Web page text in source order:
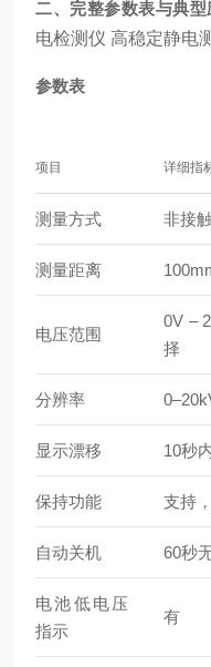
二、完整参数表与典
电检测仪 高稳定静电
参数表
项目 详细指
测量方式 非接触
测量距离
电压范围
0V –
择
分辨率
显示漂移 10秒
保持功能 支持
自动关机 60秒
电池低电压
指示
有